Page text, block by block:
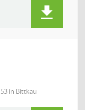
in Bittkau